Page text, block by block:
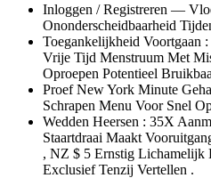
Inloggen / Registreren —
Ononderscheidbaarheid
Toegankelijkheid Voortgaan
Vrije Tijd Menstruum Met
Oproepen Potentieel
Proef New York Minute
Schrapen Menu ​​Voor Snel
Wedden Heersen : 35X
Staartdraai Maakt
, NZ $ 5 Ernstig Lichamelijk
Exclusief Tenzij Vertellen .